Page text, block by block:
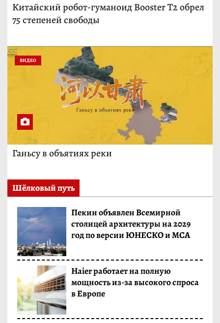
Китайский робот-гуманоид Booster T2 обрел
75 степеней свободы
ВИДЕО
Ганьсу в объятиях реки
Шёлковый путь
Пекин объявлен Всемирной
столицей архитектуры на 2029
год по версии ЮНЕСКО и МСА
Haier работает на полную
мощность из-за высокого спроса
в Европе